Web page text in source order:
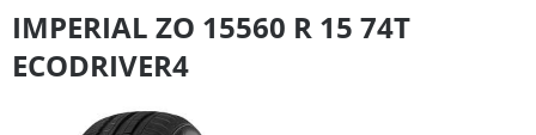
IMPERIAL ZO 15560 R 15 74T
ECODRIVER4